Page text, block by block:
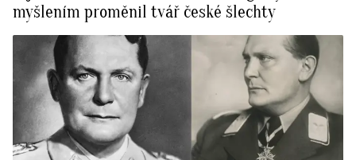
myšlením proměnil tvář české šlechty